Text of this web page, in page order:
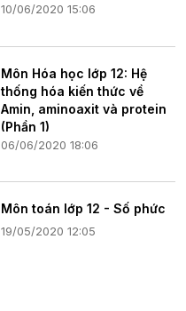
10/06/2020 15:06
Môn Hóa học lớp 12: Hệ
thống hóa kiến thức về
Amin, aminoaxit và protein
(Phần 1)
06/06/2020 18:06
Môn toán lớp 12 - Số phức
19/05/2020 12:05